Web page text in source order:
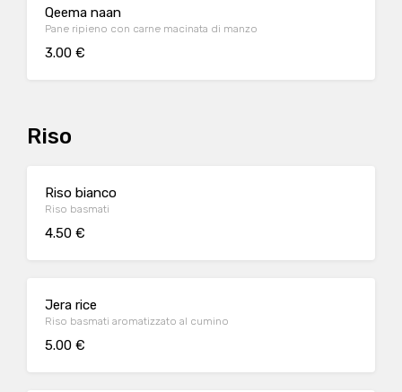
Qeema naan
Pane ripieno con carne macinata di manzo
3.00 €
Riso
Riso bianco
Riso basmati
4.50 €
Jera rice
Riso basmati aromatizzato al cumino
5.00 €